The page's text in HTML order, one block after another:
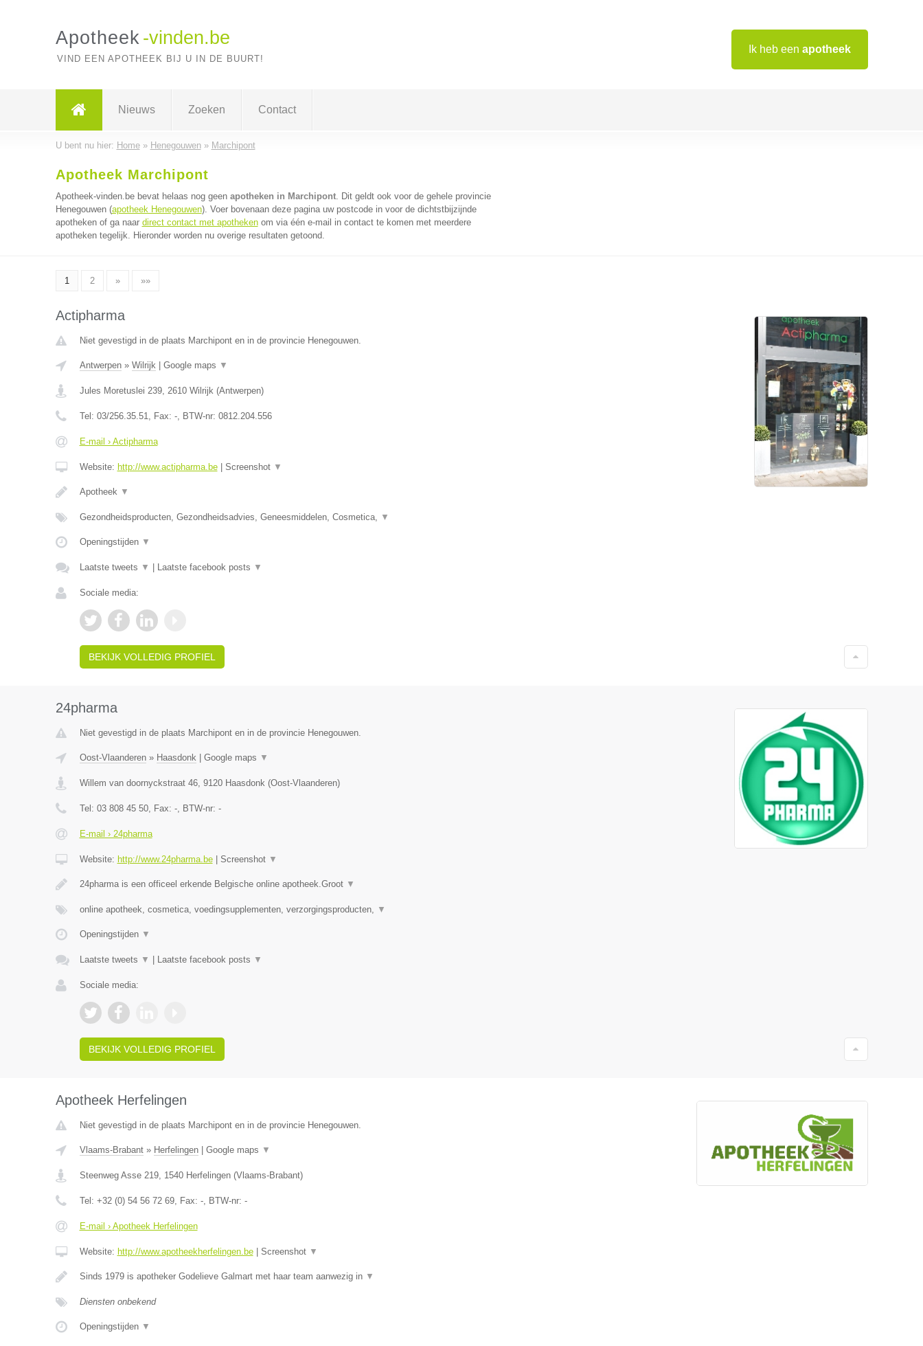
Ik heb een apotheek
Apotheek -vinden.be
VIND EEN APOTHEEK BIJ U IN DE BUURT!
Nieuws Zoeken Contact
U bent nu hier: Home» Henegouwen» Marchipont
Apotheek Marchipont
Apotheek-vinden.be bevat helaas nog geen apotheken in Marchipont. Dit geldt ook voor de gehele provincie
Henegouwen (apotheek Henegouwen). Voer bovenaan deze pagina uw postcode in voor de dichtstbijzijnde
apotheken of ga naar direct contact met apothekenom via één e-mail in contact te komen met meerdere
apotheken tegelijk. Hieronder worden nu overige resultaten getoond.
1 2 » »»
Actipharma
Niet gevestigd in de plaats Marchipont en in de provincie Henegouwen.
Antwerpen» Wilrijk| Google maps ▼
Jules Moretuslei 239, 2610 Wilrijk(Antwerpen)
Tel: 03/256.35.51, Fax: -, BTW-nr: 0812.204.556
E-mail › Actipharma
Website: http://www.actipharma.be| Screenshot ▼
Apotheek ▼
Gezondheidsproducten, Gezondheidsadvies, Geneesmiddelen, Cosmetica, ▼
Openingstijden ▼
Laatste tweets ▼ Laatste facebook posts ▼
Sociale media:
BEKIJK VOLLEDIG PROFIEL
24pharma
Niet gevestigd in de plaats Marchipont en in de provincie Henegouwen.
Oost-Vlaanderen» Haasdonk| Google maps ▼
Willem van doornyckstraat 46, 9120 Haasdonk(Oost-Vlaanderen)
Tel: 03 808 45 50, Fax: -, BTW-nr: -
E-mail › 24pharma
Website: http://www.24pharma.be| Screenshot ▼
24pharma is een officeel erkende Belgische online apotheek.Groot ▼
online apotheek, cosmetica, voedingsupplementen, verzorgingsproducten, ▼
Openingstijden ▼
Laatste tweets ▼ Laatste facebook posts ▼
Sociale media:
BEKIJK VOLLEDIG PROFIEL
Apotheek Herfelingen
Niet gevestigd in de plaats Marchipont en in de provincie Henegouwen.
Vlaams-Brabant» Herfelingen| Google maps ▼
Steenweg Asse 219, 1540 Herfelingen(Vlaams-Brabant)
Tel: +32 (0) 54 56 72 69, Fax: -, BTW-nr: -
E-mail › Apotheek Herfelingen
Website: http://www.apotheekherfelingen.be| Screenshot ▼
Sinds 1979 is apotheker Godelieve Galmart met haar team aanwezig in ▼
Diensten onbekend
Openingstijden ▼